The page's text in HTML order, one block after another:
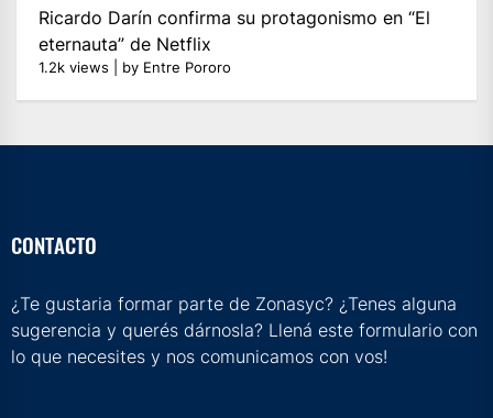
Ricardo Darín confirma su protagonismo en “El
eternauta” de Netflix
1.2k views by Entre Pororo
CONTACTO
¿Te gustaria formar parte de Zonasyc? ¿Tenes alguna
sugerencia y querés dárnosla? Llená este formulario con
lo que necesites y nos comunicamos con vos!